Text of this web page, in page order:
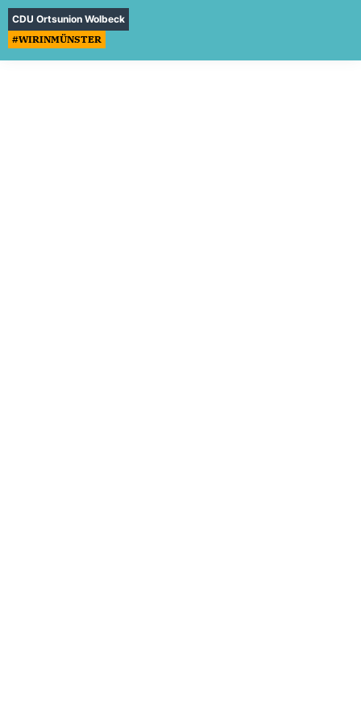
CDU Ortsunion Wolbeck
#WIRINMÜNSTER